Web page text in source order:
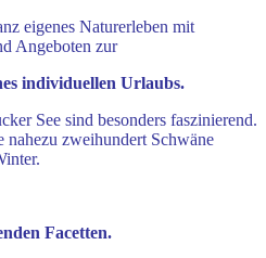
eigenes Naturerleben mit
Angeboten zur
individuellen Urlaubs.
See sind besonders faszinierend.
nahezu zweihundert Schwäne
Facetten.